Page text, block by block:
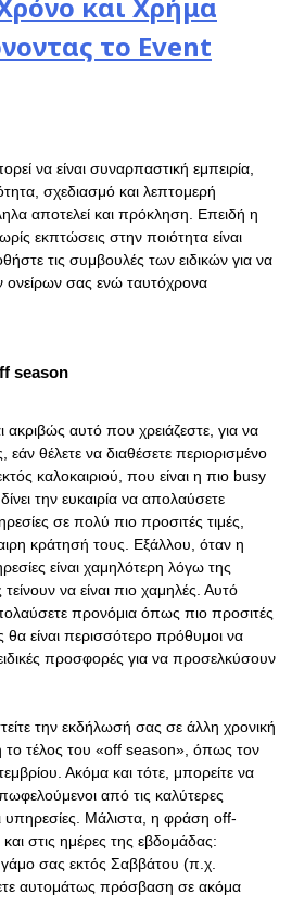
και Χρήμα
το Event
να είναι συναρπαστική εμπειρία,
σχεδιασμό και λεπτομερή
αποτελεί και πρόκληση. Επειδή η
εκπτώσεις στην ποιότητα είναι
τις συμβουλές των ειδικών για να
ονείρων σας ενώ ταυτόχρονα
season
αυτό που χρειάζεστε, για να
θέλετε να διαθέσετε περιορισμένο
καλοκαιριού, που είναι η πιο busy
την ευκαιρία να απολαύσετε
σε πολύ πιο προσιτές τιμές,
κράτησή τους. Εξάλλου, όταν η
είναι χαμηλότερη λόγω της
να είναι πιο χαμηλές. Αυτό
προνόμια όπως πιο προσιτές
θα είναι περισσότερο πρόθυμοι να
προσφορές για να προσελκύσουν
την εκδήλωσή σας σε άλλη χρονική
το τέλος του «off season», όπως τον
Ακόμα και τότε, μπορείτε να
από τις καλύτερες
Μάλιστα, η φράση off-
στις ημέρες της εβδομάδας:
γάμο σας εκτός Σαββάτου (π.χ.
αυτομάτως πρόσβαση σε ακόμα